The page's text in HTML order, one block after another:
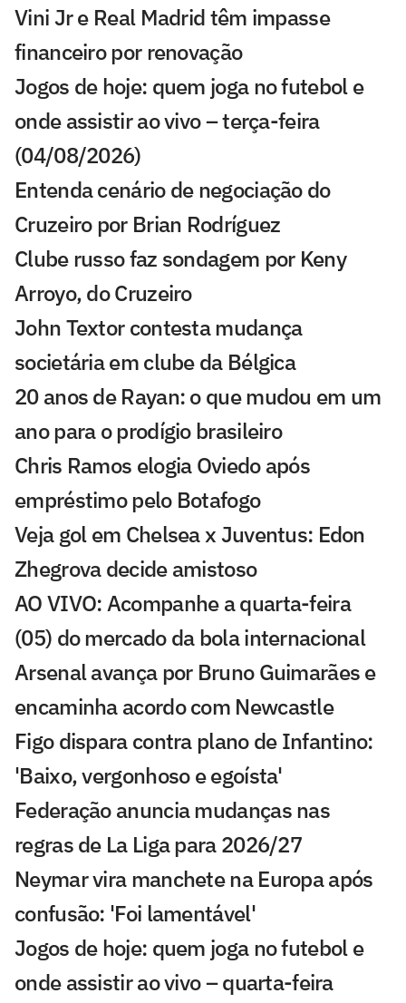
Vini Jr e Real Madrid têm impasse
financeiro por renovação
Jogos de hoje: quem joga no futebol e
onde assistir ao vivo – terça-feira
(04/08/2026)
Entenda cenário de negociação do
Cruzeiro por Brian Rodríguez
Clube russo faz sondagem por Keny
Arroyo, do Cruzeiro
John Textor contesta mudança
societária em clube da Bélgica
20 anos de Rayan: o que mudou em um
ano para o prodígio brasileiro
Chris Ramos elogia Oviedo após
empréstimo pelo Botafogo
Veja gol em Chelsea x Juventus: Edon
Zhegrova decide amistoso
AO VIVO: Acompanhe a quarta-feira
(05) do mercado da bola internacional
Arsenal avança por Bruno Guimarães e
encaminha acordo com Newcastle
Figo dispara contra plano de Infantino:
'Baixo, vergonhoso e egoísta'
Federação anuncia mudanças nas
regras de La Liga para 2026/27
Neymar vira manchete na Europa após
confusão: 'Foi lamentável'
Jogos de hoje: quem joga no futebol e
onde assistir ao vivo – quarta-feira